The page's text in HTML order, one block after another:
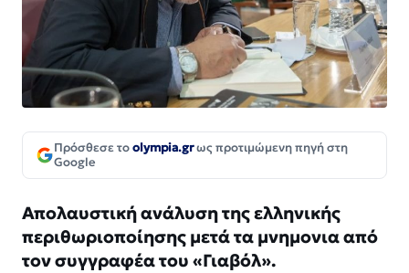
Πρόσθεσε τοolympia.grως προτιμώμενη πηγή στη
Google
Απολαυστική ανάλυση της ελληνικής
περιθωριοποίησης μετά τα μνημονια από
τον συγγραφέα του «Γιαβόλ».